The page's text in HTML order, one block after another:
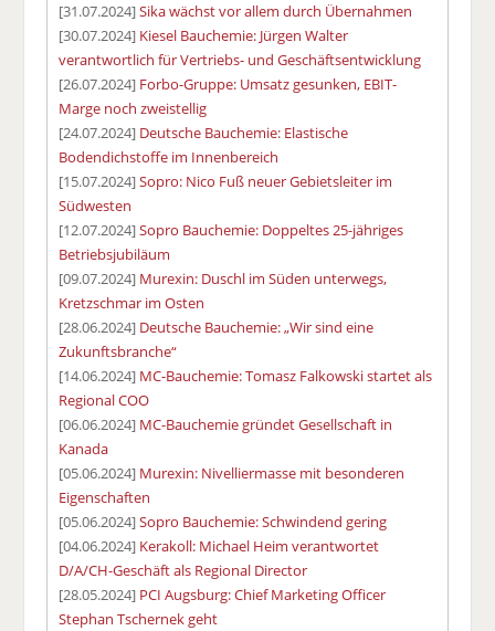
[31.07.2024]Sika wächst vor allem durch Übernahmen
[30.07.2024] Kiesel Bauchemie: Jürgen Walter
verantwortlich für Vertriebs- und Geschäftsentwicklung
[26.07.2024] Forbo-Gruppe: Umsatz gesunken, EBIT-
Marge noch zweistellig
[24.07.2024] Deutsche Bauchemie: Elastische
Bodendichstoffe im Innenbereich
[15.07.2024]Sopro: Nico Fuß neuer Gebietsleiter im
Südwesten
[12.07.2024]Sopro Bauchemie: Doppeltes 25-jähriges
Betriebsjubiläum
[09.07.2024] Murexin: Duschl im Süden unterwegs,
Kretzschmar im Osten
[28.06.2024] Deutsche Bauchemie: „Wir sind eine
Zukunftsbranche“
[14.06.2024] MC-Bauchemie: Tomasz Falkowski startet als
Regional COO
[06.06.2024] MC-Bauchemie gründet Gesellschaft in
Kanada
[05.06.2024] Murexin: Nivelliermasse mit besonderen
Eigenschaften
[05.06.2024]Sopro Bauchemie: Schwindend gering
[04.06.2024] Kerakoll: Michael Heim verantwortet
D/A/CH-Geschäft als Regional Director
[28.05.2024] PCI Augsburg: Chief Marketing Officer
Stephan Tschernek geht